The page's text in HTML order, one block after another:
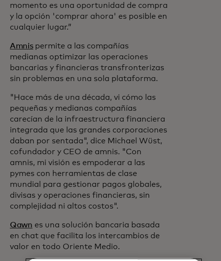
momento es una oportunidad de compra
y la opción 'comprar ahora' es posible en
cualquier lugar.”
Amnispermite a las compañías
medianas optimizar las operaciones
bancarias y financieras transfronterizas
sin problemas en una sola plataforma.
"Hace más de una década, vi cómo las
pequeñas y medianas compañías
carecían de la infraestructura financiera
integrada que las grandes corporaciones
daban por sentada", dice Michael Wüst,
cofundador y CEO de amnis. "Con
amnis, mi visión es empoderar a las
pymes con herramientas de clase
mundial para gestionar pagos globales,
divisas y operaciones financieras, sin
complejidad ni altos costos".
Qawn es una solución bancaria basada
en chat que facilita los intercambios de
valor en todo Oriente Medio.